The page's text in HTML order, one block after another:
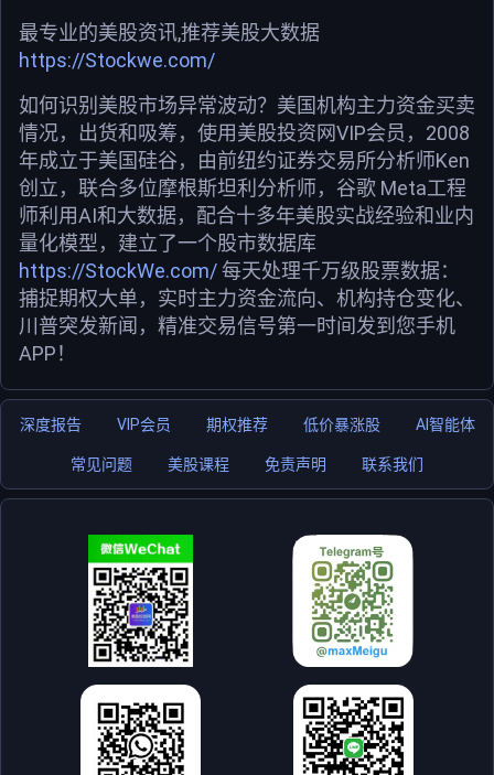
最专业的美股资讯,推荐美股大数据
https://Stockwe.com/
如何识别美股市场异常波动？美国机构主力资金买卖
情况，出货和吸筹，使用美股投资网VIP会员，2008
年成立于美国硅谷，由前纽约证券交易所分析师Ken
创立，联合多位摩根斯坦利分析师，谷歌 Meta工程
师利用AI和大数据，配合十多年美股实战经验和业内
量化模型，建立了一个股市数据库
https://StockWe.com/每天处理千万级股票数据：
捕捉期权大单，实时主力资金流向、机构持仓变化、
川普突发新闻，精准交易信号第一时间发到您手机
APP！
深度报告 VIP会员 期权推荐 低价暴涨股 AI智能体
常见问题 美股课程 免责声明 联系我们